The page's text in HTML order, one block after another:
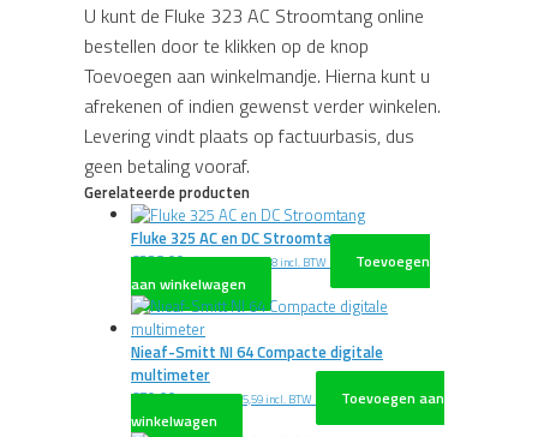
U kunt de Fluke 323 AC Stroomtang online
bestellen door te klikken op de knop
Toevoegen aan winkelmandje. Hierna kunt u
afrekenen of indien gewenst verder winkelen.
Levering vindt plaats op factuurbasis, dus
geen betaling vooraf.
Gerelateerde producten
Fluke 325 AC en DC Stroomtang
€328,00 excl. BTW€396,88 incl. BTW
Toevoegen
aan winkelwagen
Nieaf-Smitt NI 64 Compacte digitale
multimeter
€79,00 excl. BTW€95,59 incl. BTW
Toevoegen aan
winkelwagen